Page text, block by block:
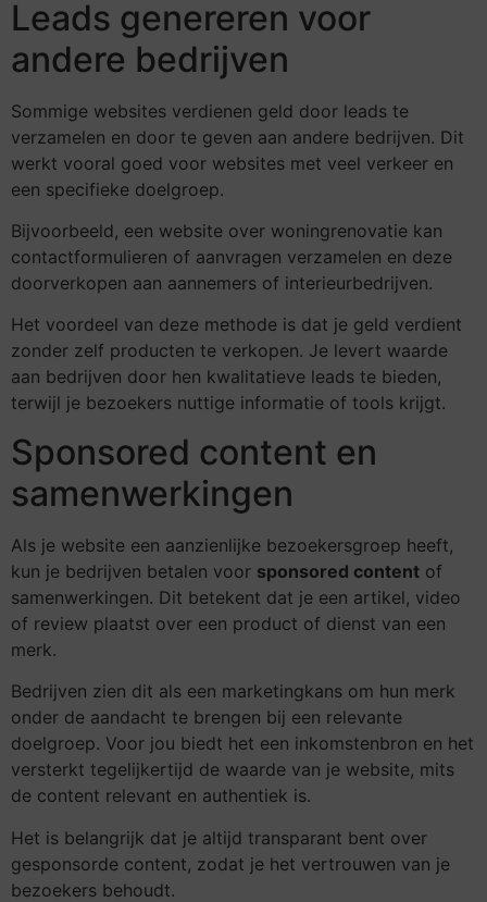
Leads genereren voor
andere bedrijven
Sommige websites verdienen geld door leads te
verzamelen en door te geven aan andere bedrijven. Dit
werkt vooral goed voor websites met veel verkeer en
een specifieke doelgroep.
Bijvoorbeeld, een website over woningrenovatie kan
contactformulieren of aanvragen verzamelen en deze
doorverkopen aan aannemers of interieurbedrijven.
Het voordeel van deze methode is dat je geld verdient
zonder zelf producten te verkopen. Je levert waarde
aan bedrijven door hen kwalitatieve leads te bieden,
terwijl je bezoekers nuttige informatie of tools krijgt.
Sponsored content en
samenwerkingen
Als je website een aanzienlijke bezoekersgroep heeft,
kun je bedrijven betalen voor sponsored content of
samenwerkingen. Dit betekent dat je een artikel, video
of review plaatst over een product of dienst van een
merk.
Bedrijven zien dit als een marketingkans om hun merk
onder de aandacht te brengen bij een relevante
doelgroep. Voor jou biedt het een inkomstenbron en het
versterkt tegelijkertijd de waarde van je website, mits
de content relevant en authentiek is.
Het is belangrijk dat je altijd transparant bent over
gesponsorde content, zodat je het vertrouwen van je
bezoekers behoudt.